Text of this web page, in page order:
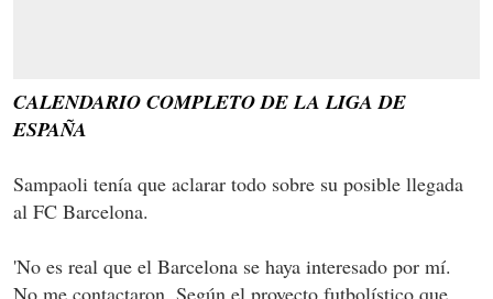
CALENDARIO COMPLETO DE LA LIGA DE
ESPAÑA
Sampaoli tenía que aclarar todo sobre su posible llegada
al FC Barcelona.
'No es real que el Barcelona se haya interesado por mí.